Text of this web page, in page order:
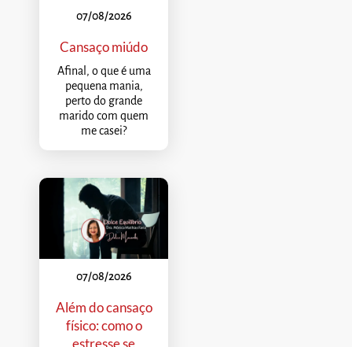
07/08/2026
Cansaço miúdo
Afinal, o que é uma
pequena mania,
perto do grande
marido com quem
me casei?
07/08/2026
Além do cansaço
físico: como o